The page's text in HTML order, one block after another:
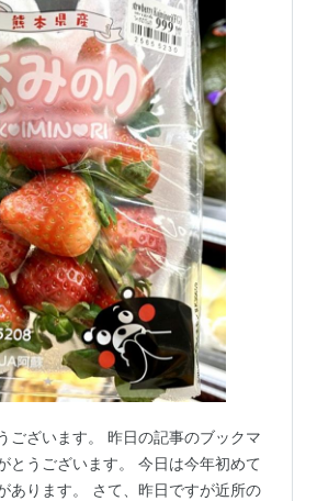
ございます。 昨日の記事のブックマ
とうございます。 今日は今年初めて
あります。 さて、昨日ですが近所の